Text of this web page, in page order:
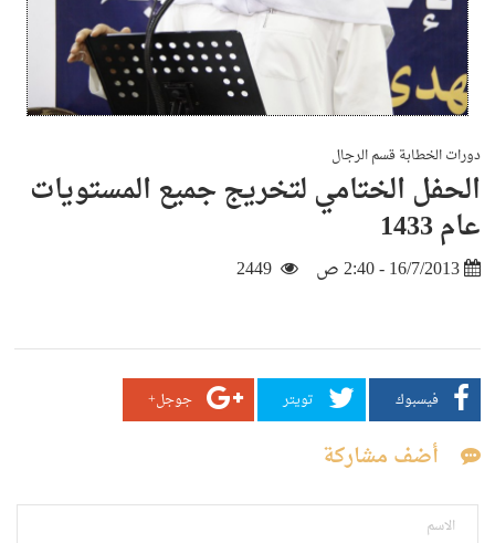
دورات الخطابة قسم الرجال
الحفل الختامي لتخريج جميع المستويات
عام 1433
16/7/2013 - 2:40 ص 2449
فيسبوك تويتر جوجل+
أضف مشاركة